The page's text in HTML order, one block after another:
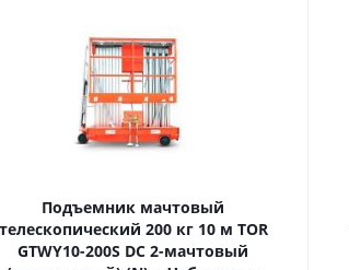
Подъемник мачтовый
телескопический 200 кг 10 м TOR
GTWY10-200S DC 2-мачтовый